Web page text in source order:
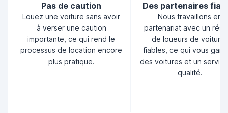
Pas de caution
Louez une voiture sans avoir
à verser une caution
importante, ce qui rend le
processus de location encore
plus pratique.
Des partenaires
Nous travaillons en
partenariat avec un
de loueurs de voitures
fiables, ce qui vous
des voitures et un
qualité.